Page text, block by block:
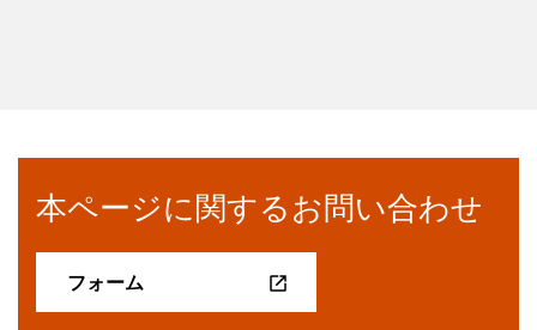
本ページに関するお問い合わせ
フォーム